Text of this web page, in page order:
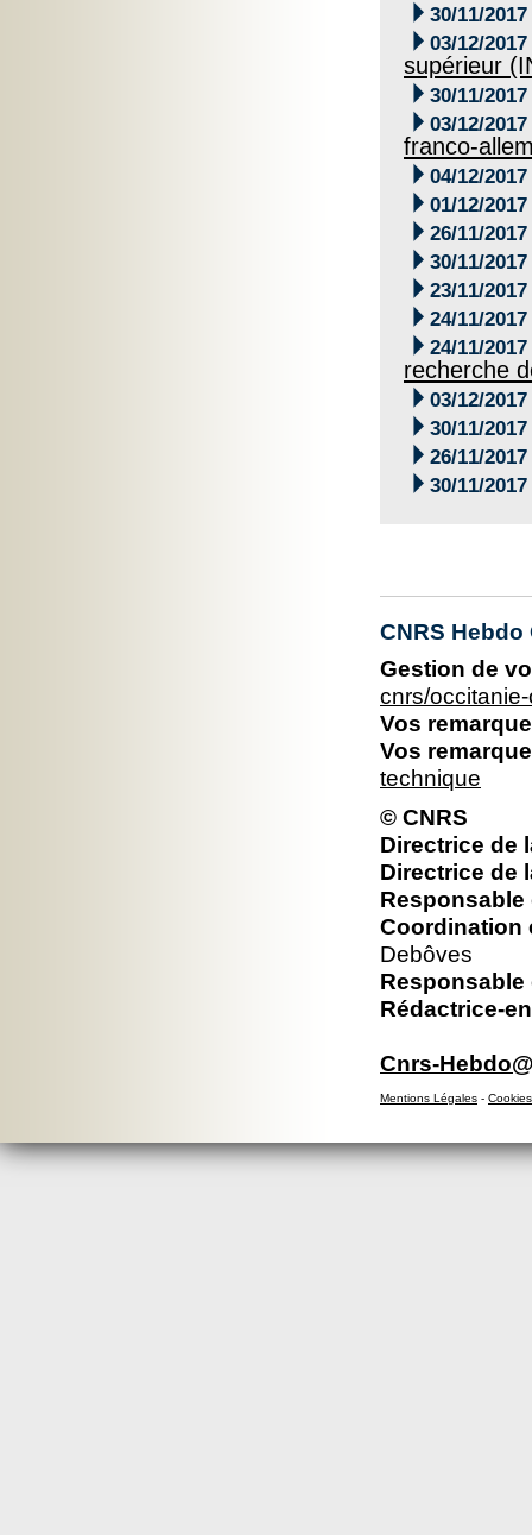
 30/11/2017
 03/12/2017
supérieur
 30/11/2017
 03/12/2017
franco-
 04/12/2017
 01/12/2017
 26/11/2017
 30/11/2017
 23/11/2017
 24/11/2017
 24/11/2017
recherche
 03/12/2017
 30/11/2017
 26/11/2017
 30/11/2017
CNRS
Gestion de
cnrs/
Vos
Vos
technique
© CNRS
Directrice de
Directrice de
Coordination
Debôves
Rédactrice-
Cnrs-
Mentions Légales - Cookies